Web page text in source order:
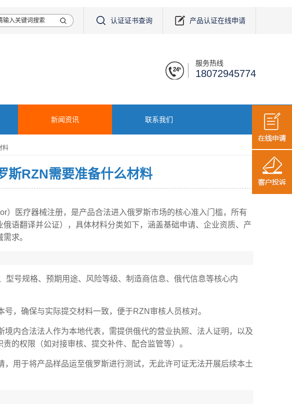
认证证书查询 产品认证在线申请
服务热线
18072945774
新闻资讯 联系我们
料
斯RZN需要准备什么材料
）医疗器械注册，是产品合法进入俄罗斯市场的核心准入门槛，所有
语翻译并公证），具体材料分类如下，涵盖基础申请、企业资质、产
求。
号规格、预期用途、风险等级、制造商信息、俄代信息等核心内
，确保与实际提交材料一致，便于RZN审核人员核对。
内合法法人作为本地代表，需提供俄代的营业执照、法人证明，以及
的权限（如对接审核、提交补件、配合监管等）。
用于将产品样品运至俄罗斯进行测试，无此许可证无法开展后续本土